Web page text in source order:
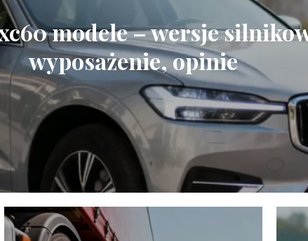
modele – wersje
wyposażenie, opinie